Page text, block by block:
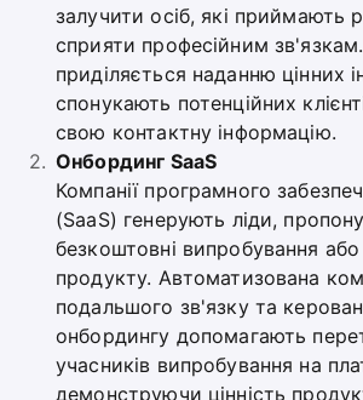
залучити осіб, які приймають
сприяти професійним
приділяється наданню цінних
спонукають потенційних
свою контактну інформацію.
Онбординг SaaS
Компанії програмного
(SaaS) генерують ліди,
безкоштовні випробування
продукту. Автоматизована
подальшого зв'язку та
онбордингу допомагають
учасників випробування на
демонструючи цінність